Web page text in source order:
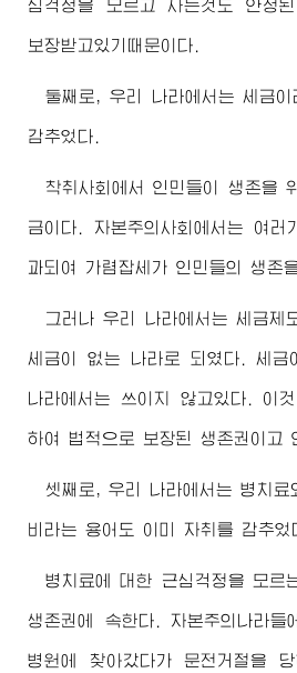
심걱정을 모르고 사는것도 안정
보장받고있기때문이다.
둘째로, 우리 나라에서는 세금
감추었다.
착취사회에서 인민들이 생존을
금이다. 자본주의사회에서는 여
과되여 가렴잡세가 인민들의 생존
그러나 우리 나라에서는 세금제
세금이 없는 나라로 되였다. 세금
나라에서는 쓰이지 않고있다. 이
하여 법적으로 보장된 생존권이고
셋째로, 우리 나라에서는 병치
비라는 용어도 이미 자취를 감추었
병치료에 대한 근심걱정을 모르
생존권에 속한다. 자본주의나라
병원에 찾아갔다가 문전거절을